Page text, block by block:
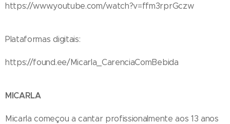
https://www.youtube.com/watch?v=ffm3rprGczw
Plataformas digitais:
https://found.ee/Micarla_CarenciaComBebida
MICARLA
Micarla começou a cantar profissionalmente aos 13 anos